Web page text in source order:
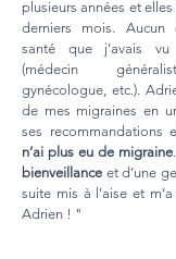
plusieurs années et
derniers mois. Aucun
santé que j’avais vu
(médecin
gynécologue, etc.).
de mes migraines en
ses recommandations
n’ai plus eu de migraine
bienveillance et d’une
suite mis à l’aise et
Adrien ! "